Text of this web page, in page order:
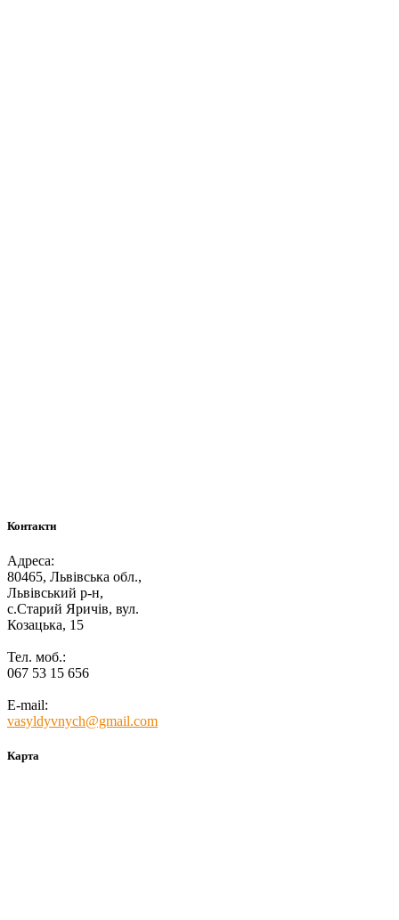
Контакти
Адреса:
80465, Львівська обл.,
Львівський р-н,
с.Старий Яричів, вул.
Козацька, 15
Тел. моб.:
067 53 15 656
E-mail:
vasyldyvnych@gmail.com
Карта